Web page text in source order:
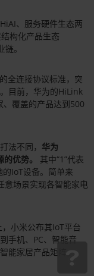
、服务硬件生态两
构化产品生态
。
全连接协议标准，突
目前，华为的HiLink
覆盖的产品达到500
法不同， 华为
优势。
其中“1”代表
的IoT设备。简单来
意场景实现各智能家电
小米公布其IoT平台
手机、PC、智能音
能家居产品矩阵。